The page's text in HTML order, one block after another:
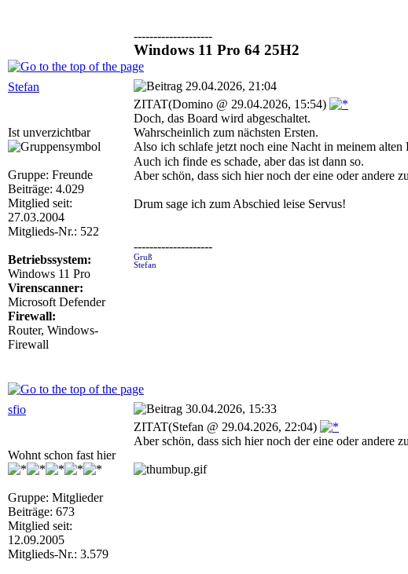
--------------------
Windows 11 Pro 64 25H2
Stefan 29.04.2026, 21:04
Ist unverzichtbar
Gruppe: Freunde
Beiträge: 4.029
Mitglied seit:
27.03.2004
Mitglieds-Nr.: 522
Betriebssystem:
Windows 11 Pro
Virenscanner:
Microsoft Defender
Firewall:
Router, Windows-
Firewall
ZITAT(Domino @ 29.04.2026, 15:54)
Doch, das Board wird abgeschaltet.
Wahrscheinlich zum nächsten Ersten.
Also ich schlafe jetzt noch eine Nacht in meinem
Auch ich finde es schade, aber das ist dann so.
Aber schön, dass sich hier noch der eine oder andere
Drum sage ich zum Abschied leise Servus!
--------------------
Gruß
Stefan
sfio 30.04.2026, 15:33
Wohnt schon fast hier
Gruppe: Mitglieder
Beiträge: 673
Mitglied seit:
12.09.2005
Mitglieds-Nr.: 3.579
ZITAT(Stefan @ 29.04.2026, 22:04)
Aber schön, dass sich hier noch der eine oder andere